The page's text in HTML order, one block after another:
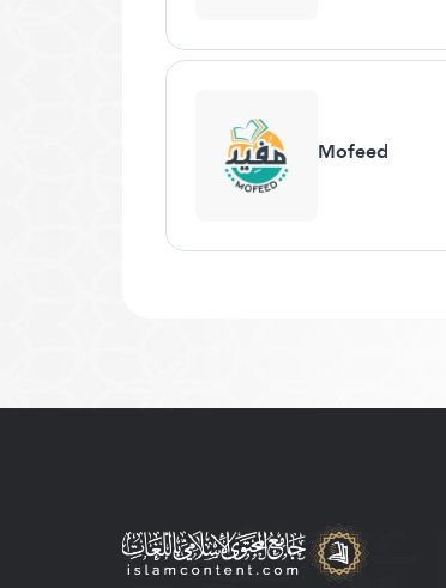
Mofeed